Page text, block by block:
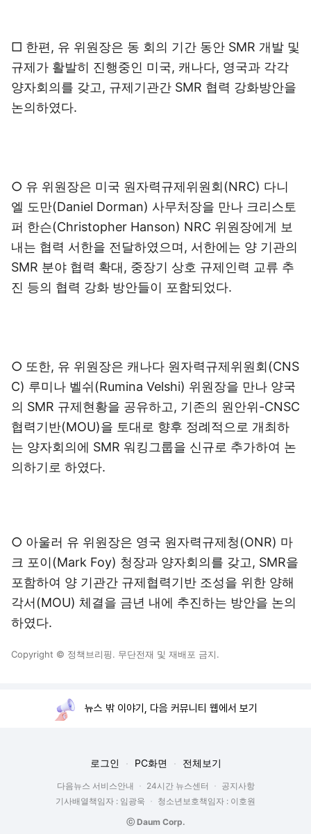
□ 한편, 유 위원장은 동 회의 기간 동안 SMR 개발 및
규제가 활발히 진행중인 미국, 캐나다, 영국과 각각
양자회의를 갖고, 규제기관간 SMR 협력 강화방안을
논의하였다.
○ 유 위원장은 미국 원자력규제위원회(NRC) 다니
엘 도만(Daniel Dorman) 사무처장을 만나 크리스토
퍼 한슨(Christopher Hanson) NRC 위원장에게 보
내는 협력 서한을 전달하였으며, 서한에는 양 기관의
SMR 분야 협력 확대, 중장기 상호 규제인력 교류 추
진 등의 협력 강화 방안들이 포함되었다.
○ 또한, 유 위원장은 캐나다 원자력규제위원회(CNS
C) 루미나 벨쉬(Rumina Velshi) 위원장을 만나 양국
의 SMR 규제현황을 공유하고, 기존의 원안위-CNSC
협력기반(MOU)을 토대로 향후 정례적으로 개최하
는 양자회의에 SMR 워킹그룹을 신규로 추가하여 논
의하기로 하였다.
○ 아울러 유 위원장은 영국 원자력규제청(ONR) 마
크 포이(Mark Foy) 청장과 양자회의를 갖고, SMR을
포함하여 양 기관간 규제협력기반 조성을 위한 양해
각서(MOU) 체결을 금년 내에 추진하는 방안을 논의
하였다.
Copyright © 정책브리핑. 무단전재 및 재배포 금지.
뉴스 밖 이야기, 다음 커뮤니티 웹에서 보기
로그인 PC화면 전체보기
다음뉴스 서비스안내 24시간 뉴스센터
공지사항
기사배열책임자 : 임광욱
청소년보호책임자 : 이호원
ⓒ Daum Corp.